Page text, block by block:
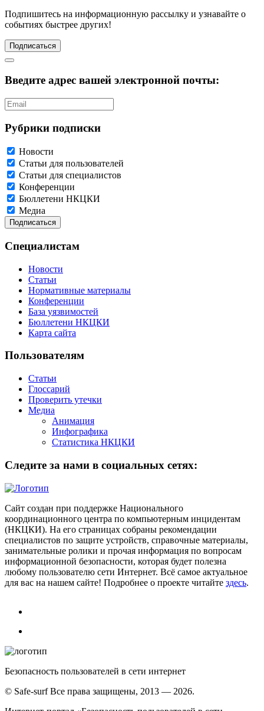
Подпишитесь на информационную рассылку и узнавайте о
событиях быстрее других!
Подписаться
Введите адрес вашей электронной почты:
Рубрики подписки
Новости
Статьи для пользователей
Статьи для специалистов
Конференции
Бюллетени НКЦКИ
Медиа
Специалистам
Новости
Статьи
Нормативные материалы
Конференции
База уязвимостей
Бюллетени НКЦКИ
Карта сайта
Пользователям
Статьи
Глоссарий
Проверить утечки
Медиа
Анимация
Инфографика
Статистика НКЦКИ
Следите за нами в социальных сетях:
Сайт создан при поддержке Национального
координационного центра по компьютерным инцидентам
(НКЦКИ). На его страницах собраны рекомендации
специалистов по защите устройств, справочные материалы,
занимательные ролики и прочая информация по вопросам
информационной безопасности, которая будет полезна
любому пользователю сети Интернет. Всё самое актуальное
для вас на нашем сайте! Подробнее о проекте читайте здесь.
Безопасность пользователей в сети интернет
© Safe-surf Все права защищены, 2013 — 2026.